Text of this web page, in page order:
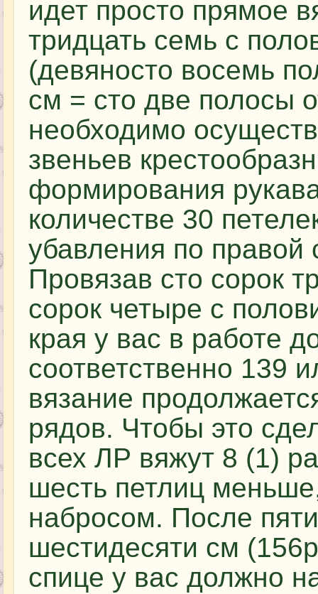
идет просто прямое
тридцать семь с
(девяносто восемь
см = сто две полосы
необходимо
звеньев
формирования
количестве 30
убавления по правой
Провязав сто сорок
сорок четыре с
края у вас в работе
соответственно 139
вязание
рядов. Чтобы это
всех ЛР вяжут 8 (1)
шесть петлиц
набросом. После
шестидесяти см
спице у вас должно